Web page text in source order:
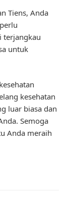
Tiens, Anda
terjangkau
untuk
kesehatan
luar biasa dan
Semoga
Anda meraih